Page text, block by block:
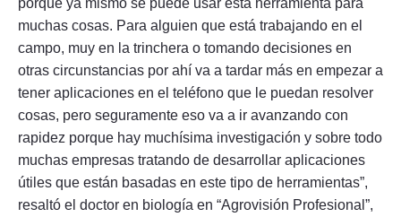
porque ya mismo se puede usar esta herramienta para
muchas cosas. Para alguien que está trabajando en el
campo, muy en la trinchera o tomando decisiones en
otras circunstancias por ahí va a tardar más en empezar a
tener aplicaciones en el teléfono que le puedan resolver
cosas, pero seguramente eso va a ir avanzando con
rapidez porque hay muchísima investigación y sobre todo
muchas empresas tratando de desarrollar aplicaciones
útiles que están basadas en este tipo de herramientas”,
resaltó el doctor en biología en “Agrovisión Profesional”,